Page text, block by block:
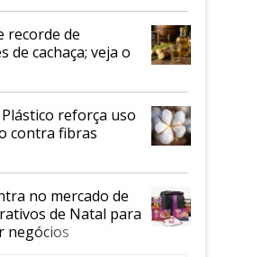
recorde de
de cachaça; veja o
reforça uso
contra fibras
no mercado de
de Natal para
negócios